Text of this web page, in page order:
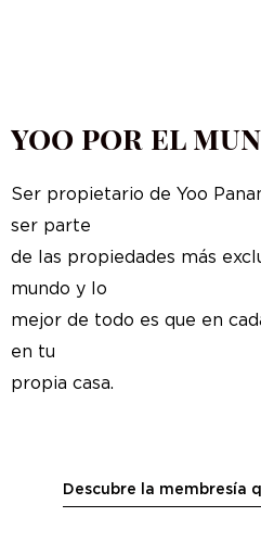
yoo por el
Ser propietario de Yoo
ser parte
de las propiedades más
mundo y lo
mejor de todo es que en
en tu
propia casa.
Descubre la membresía